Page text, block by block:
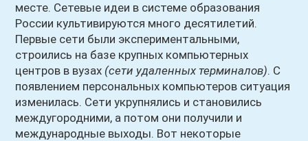
месте. Сетевые идеи в системе образования
России культивируются много десятилетий.
Первые сети были экспериментальными,
строились на базе крупных компьютерных
центров в вузах (сети удаленных терминалов). С
появлением персональных компьютеров ситуация
изменилась. Сети укрупнялись и становились
междугородними, а потом они получили и
международные выходы. Вот некоторые